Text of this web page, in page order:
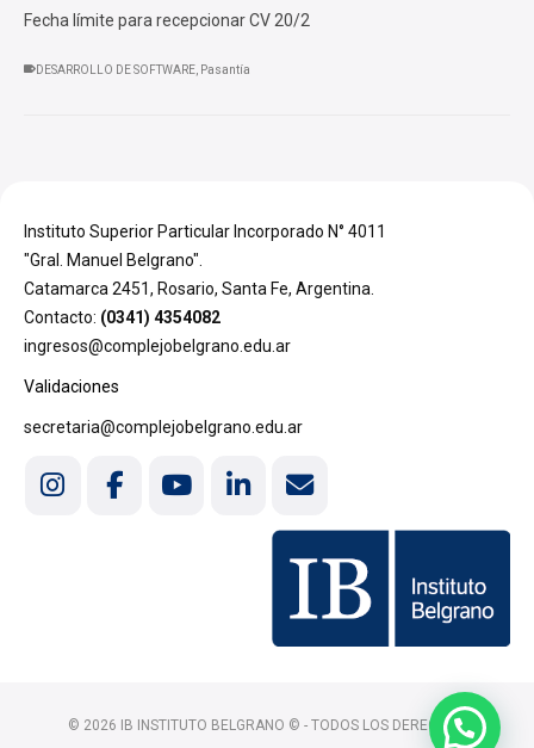
Fecha límite para recepcionar CV 20/2
DESARROLLO DE SOFTWARE Pasantía
Instituto Superior Particular Incorporado N° 4011
"Gral. Manuel Belgrano".
Catamarca 2451, Rosario, Santa Fe, Argentina.
Contacto: (0341) 4354082
ingresos@complejobelgrano.edu.ar
Validaciones
secretaria@complejobelgrano.edu.ar
© 2026 IB INSTITUTO BELGRANO © - TODOS LOS DERECHOS